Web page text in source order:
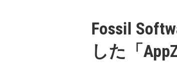
Fossil
した「